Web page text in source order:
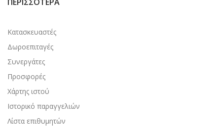
Κατασκευαστές
Δωροεπιταγές
Συνεργάτες
Προσφορές
Χάρτης ιστού
Ιστορικό παραγγελιών
Λίστα επιθυμητών